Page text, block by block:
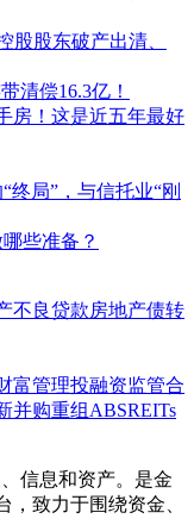
股股东破产出清、
清偿16.3亿！
房！这是近五年最好
终局”，与信托业“刚
些准备？
不良贷款房地产债转
富管理投融资监管合
并购重组ABSREITs
信息和资产。是金
致力于围绕资金、